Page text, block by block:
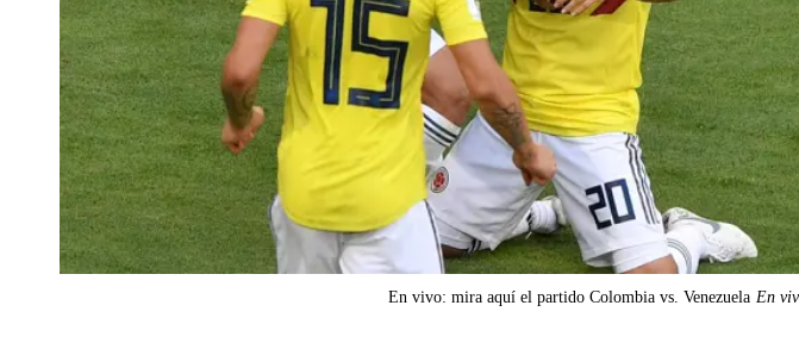
En vivo: mira aquí el partido Colombia vs. Venezuela En